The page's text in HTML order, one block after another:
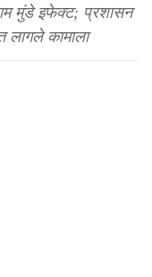
मुंडे इफेक्ट; प्रशासन
लागले कामाला